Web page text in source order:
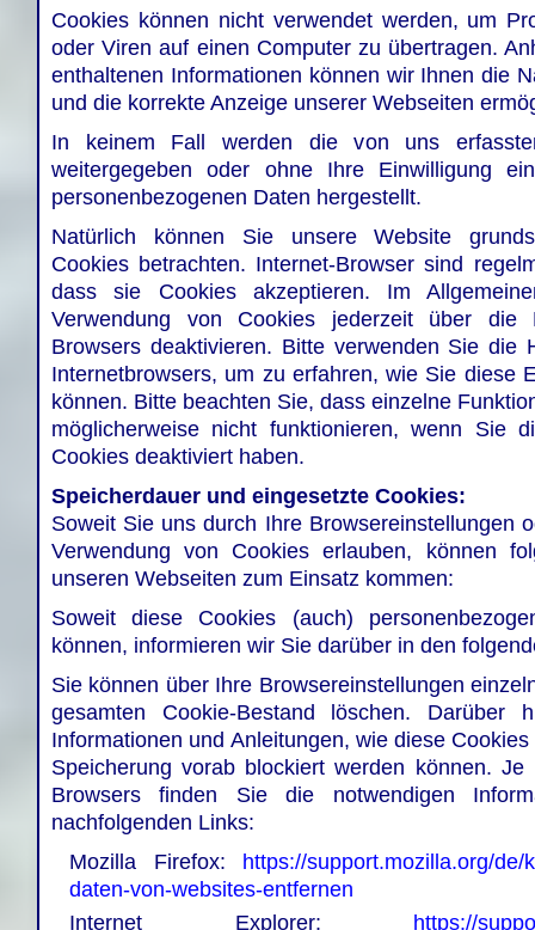
Cookies können nicht verwendet werden, um
oder Viren auf einen Computer zu übertragen.
enthaltenen Informationen können wir Ihnen die
und die korrekte Anzeige unserer Webseiten
In keinem Fall werden die von uns
weitergegeben oder ohne Ihre Einwilligung
personenbezogenen Daten hergestellt.
Natürlich können Sie unsere Website
Cookies betrachten. Internet-Browser sind
dass sie Cookies akzeptieren. Im
Verwendung von Cookies jederzeit über die
Browsers deaktivieren. Bitte verwenden Sie die
Internetbrowsers, um zu erfahren, wie Sie diese
können. Bitte beachten Sie, dass einzelne
möglicherweise nicht funktionieren, wenn Sie
Cookies deaktiviert haben.
Speicherdauer und eingesetzte Cookies:
Soweit Sie uns durch Ihre Browsereinstellungen
Verwendung von Cookies erlauben, können
unseren Webseiten zum Einsatz kommen:
Soweit diese Cookies (auch)
können, informieren wir Sie darüber in den
Sie können über Ihre Browsereinstellungen
gesamten Cookie-Bestand löschen. Darüber
Informationen und Anleitungen, wie diese
Speicherung vorab blockiert werden können. Je
Browsers finden Sie die notwendigen
nachfolgenden Links:
Mozilla Firefox: https://support.mozilla.org/de/
daten-von-websites-entfernen
Internet Explorer: https://